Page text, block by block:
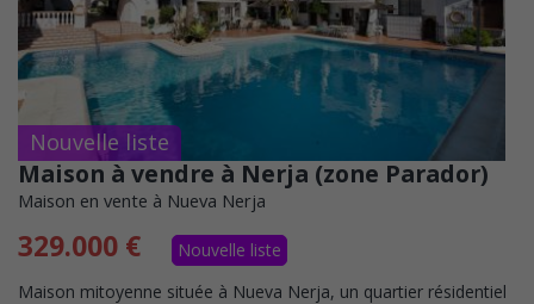
Nouvelle liste
Maison à vendre à Nerja (zone Parador)
Maison en vente à Nueva Nerja
329.000 €
Nouvelle liste
Maison mitoyenne située à Nueva Nerja, un quartier résidentiel